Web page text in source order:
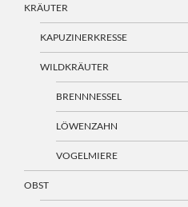
KRÄUTER
KAPUZINERKRESSE
WILDKRÄUTER
BRENNNESSEL
LÖWENZAHN
VOGELMIERE
OBST